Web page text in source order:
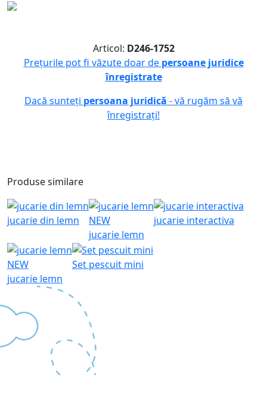
Articol: D246-1752
Prețurile pot fi văzute doar de persoane juridice
înregistrate
Dacă sunteți persoana juridică - vă rugăm să vă
înregistrați!
Produse similare
jucarie din lemn
NEW
jucarie lemn
jucarie interactiva
NEW
jucarie lemn
Set pescuit mini